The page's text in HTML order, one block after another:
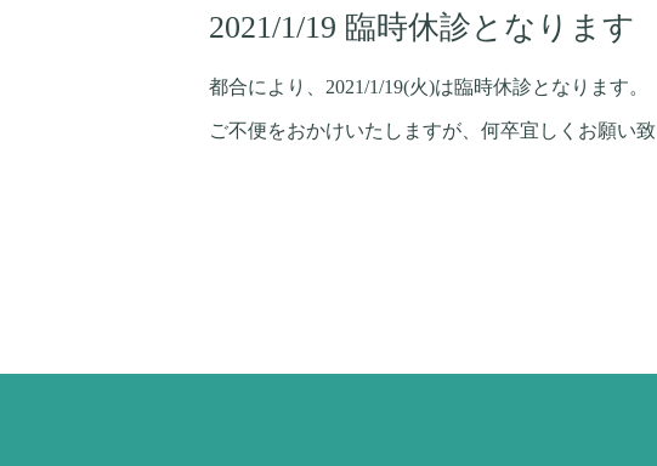
2021/1/19 臨時休診となります
都合により、2021/1/19(火)は臨時休診となります。
ご不便をおかけいたしますが、何卒宜しくお願い致